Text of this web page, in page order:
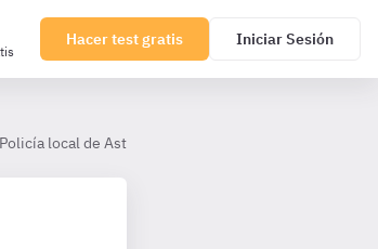
Hacer test gratis Iniciar Sesión
local de Asturias